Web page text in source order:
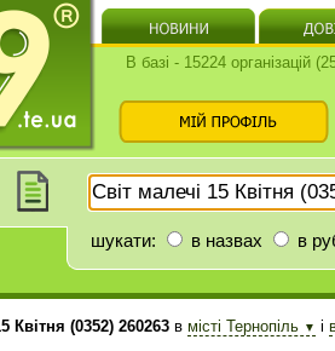
В базі - 15224 організацій
шукати: в назвах в
(0352) 260263 в місті Тернопіль ▼ і